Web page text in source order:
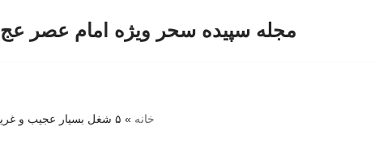
مجله سپیده سحر ویژه امام عصر عج
خانه » ۵ شغل بسیار عجیب و غریب در دنیا/ از خوابیدن تا تماشای خشک شدن رنگ!